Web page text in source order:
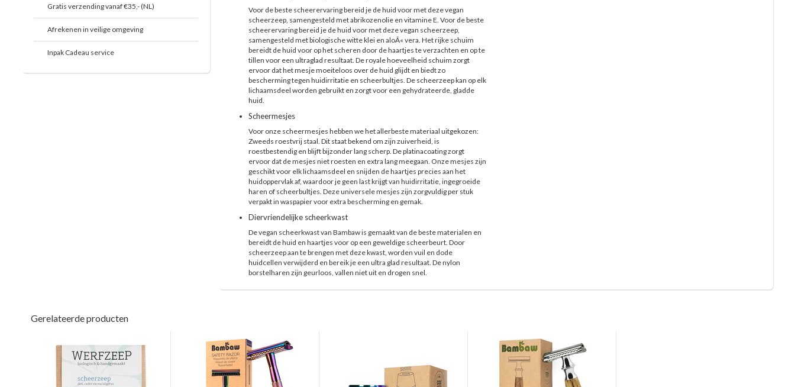
Gratis verzending vanaf €35,- (NL)
Afrekenen in veilige omgeving
Inpak Cadeau service
Voor de beste scheerervaring bereid je de huid voor met deze vegan
scheerzeep, samengesteld met abrikozenolie en vitamine E. Voor de beste
scheerervaring bereid je de huid voor met deze vegan scheerzeep,
samengesteld met biologische witte klei en aloÃ« vera. Het rijke schuim
bereidt de huid voor op het scheren door de haartjes te verzachten en op te
tillen voor een ultraglad resultaat. De royale hoeveelheid schuim zorgt
ervoor dat het mesje moeiteloos over de huid glijdt en biedt zo
bescherming tegen huidirritatie en scheerbultjes. De scheerzeep kan op elk
lichaamsdeel worden gebruikt en zorgt voor een gehydrateerde, gladde
huid.
Scheermesjes
Voor onze scheermesjes hebben we het allerbeste materiaal uitgekozen:
Zweeds roestvrij staal. Dit staat bekend om zijn zuiverheid, is
roestbestendig en blijft bijzonder lang scherp. De platinacoating zorgt
ervoor dat de mesjes niet roesten en extra lang meegaan. Onze mesjes zijn
geschikt voor elk lichaamsdeel en snijden de haartjes precies aan het
huidoppervlak af, waardoor je geen last krijgt van huidirritatie, ingegroeide
haren of scheerbultjes. Deze universele mesjes zijn zorgvuldig per stuk
verpakt in waspapier voor extra bescherming en gemak.
Diervriendelijke scheerkwast
De vegan scheerkwast van Bambaw is gemaakt van de beste materialen en
bereidt de huid en haartjes voor op een geweldige scheerbeurt. Door
scheerzeep aan te brengen met deze kwast, worden vuil en dode
huidcellen verwijderd en bereik je een ultra glad resultaat. De nylon
borstelharen zijn geurloos, vallen niet uit en drogen snel.
Gerelateerde producten